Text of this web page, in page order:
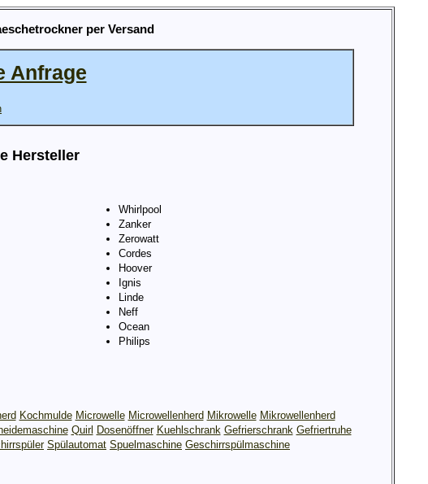
per Versand
Anfrage
Hersteller
Whirlpool
Zanker
Zerowatt
Cordes
Hoover
Ignis
Linde
Neff
Ocean
Philips
Kochmulde Microwelle Microwellenherd Mikrowelle Mikrowellenherd
Quirl Dosenöffner Kuehlschrank Gefrierschrank Gefriertruhe
Spülautomat Spuelmaschine Geschirrspülmaschine